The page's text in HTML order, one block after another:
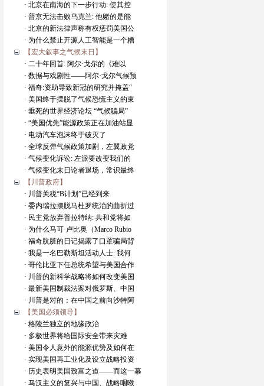
· 北京在南海的下一步行动: 使其控
· 普京无法击败乌克兰: 他赌的是能
· 北京的新法律声称有权惩罚美国公
· 为什么禁止开源人工智能是一个糟
【宏大叙事之气候末日】
· 二十年回首: 阿尔·戈尔的《难以
· 数据与戏剧性——阿尔·戈尔气候预
· 福奇:资助导致新冠的研究并掩盖“
· 美国终于摆脱了气候恐慌主义的束
· 垂死的世界经济论坛 “气候骗局”
· “美国优先”能源政策正在加油站显
· 电动汽车泡沫终于破灭了
· 全球反弹气候政策加剧，左翼政党
· 气候变化诉讼: 左派要改变我们的
· 气候变化末日论者退场，常识最终
【川普政府】
· 川普关税“B计划”已经到来
· 委内瑞拉摆脱马杜罗统治的曲折过
· 民主党放弃普拉特纳: 共和党将如
· 为什么马可·卢比奥（Marco Rubio
· 福奇肮脏的日记揭露了口罩骗局背
· 我是一名巴勒斯坦活动人士: 我何
· 哥伦比亚下任总统希望与美国合作
· 川普的新科学战略将如何改变美国
· 最新美国制裁法案对俄罗斯、中国
· 川普是对的：在中国之前向沙特阿
【美国必须领导】
· 格陵兰独立的地缘政治
· 多极世界将给国际安全带来灾难
· 美国令人意外的能源优势及如何在
· 实现美国再工业化及设立战略投资
· 历史表明美国致富之道——而这一幕
· 马汉主义的复兴与中国、战略咽喉